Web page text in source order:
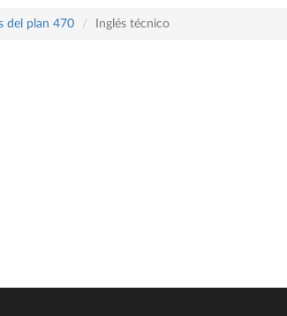
del plan 470 Inglés técnico